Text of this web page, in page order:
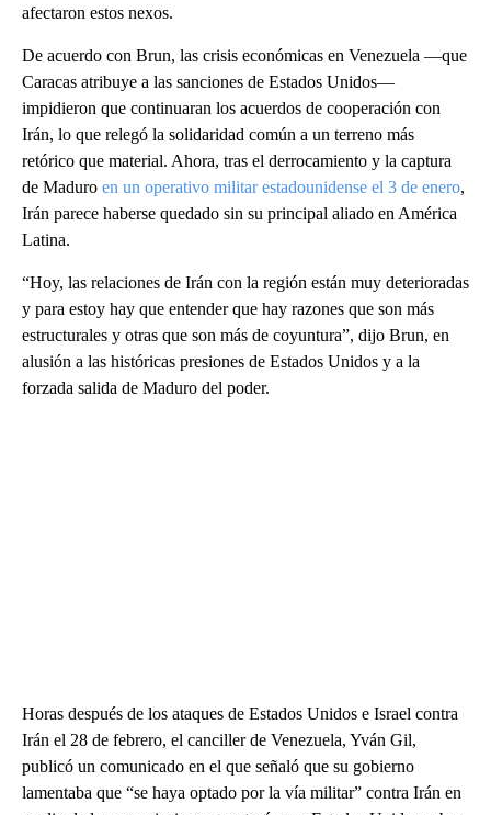
afectaron estos nexos.
De acuerdo con Brun, las crisis económicas en Venezuela —que
Caracas atribuye a las sanciones de Estados Unidos—
impidieron que continuaran los acuerdos de cooperación con
Irán, lo que relegó la solidaridad común a un terreno más
retórico que material. Ahora, tras el derrocamiento y la captura
de Maduro en un operativo militar estadounidense el 3 de enero,
Irán parece haberse quedado sin su principal aliado en América
Latina.
“Hoy, las relaciones de Irán con la región están muy deterioradas
y para estoy hay que entender que hay razones que son más
estructurales y otras que son más de coyuntura”, dijo Brun, en
alusión a las históricas presiones de Estados Unidos y a la
forzada salida de Maduro del poder.
Horas después de los ataques de Estados Unidos e Israel contra
Irán el 28 de febrero, el canciller de Venezuela, Yván Gil,
publicó un comunicado en el que señaló que su gobierno
lamentaba que “se haya optado por la vía militar” contra Irán en